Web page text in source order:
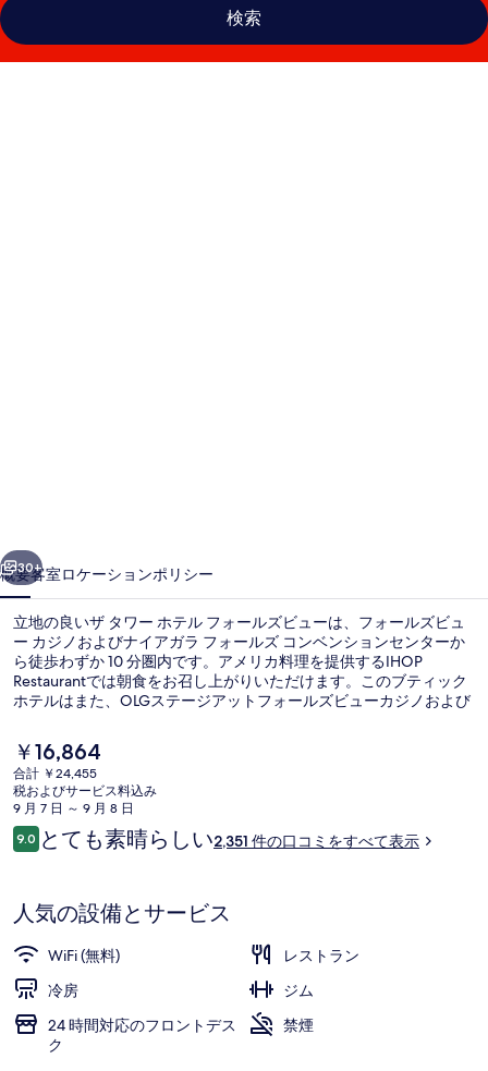
検索
フ
ォ
ー
ル
ズ
ビ
ュ
ー
の
真
ギ
ャ
ラ
30+
概要客室ロケーションポリシー
立地の良いザ タワー ホテル フォールズビューは、フォールズビュ
ー カジノおよびナイアガラ フォールズ コンベンションセンターか
ら徒歩わずか 10 分圏内です。アメリカ料理を提供するIHOP
Restaurantでは朝食をお召し上がりいただけます。このブティック
ホテルはまた、OLGステージアットフォールズビューカジノおよび
親切なスタッフやロケーションを評価しています。
現
在
の
料
金
は
す
￥16,864
合計 ￥24,455
税およびサービス料込み
9 月 7 日 ～ 9 月 8 日
口
コ
9.010段階中9.0
とても素晴らしい2,351 件の口コミをすべて表示
人気の設備とサービス
WiFi (無料)
レストラン
冷房
ジム
24 時間対応のフロントデス
ク
禁煙